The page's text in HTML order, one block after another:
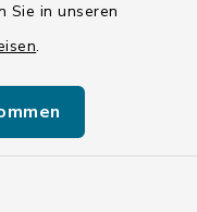
Sie in unseren
.
1